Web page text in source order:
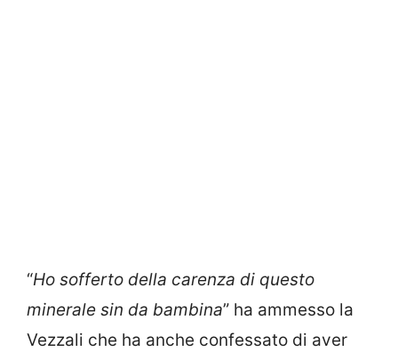
“Ho sofferto della carenza di questo
minerale sin da bambina” ha ammesso la
Vezzali che ha anche confessato di aver